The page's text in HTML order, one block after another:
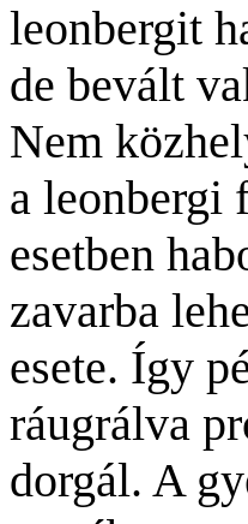
leonbergit
de bevált
Nem
a leonbergi
esetben
zavarba
esete. Így
ráugrálva
dorgál. A